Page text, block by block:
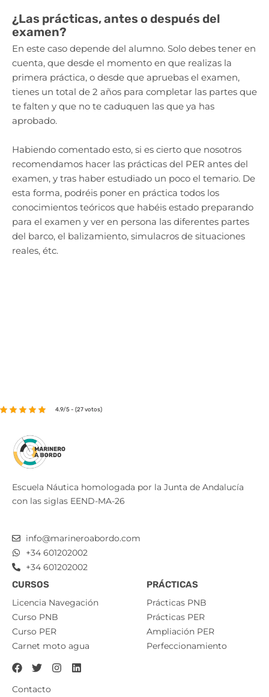
¿Las prácticas, antes o después del
examen?
En este caso depende del alumno. Solo debes tener en
cuenta, que desde el momento en que realizas la
primera práctica, o desde que apruebas el examen,
tienes un total de 2 años para completar las partes que
te falten y que no te caduquen las que ya has
aprobado.
Habiendo comentado esto, si es cierto que nosotros
recomendamos hacer las prácticas del PER antes del
examen, y tras haber estudiado un poco el temario. De
esta forma, podréis poner en práctica todos los
conocimientos teóricos que habéis estado preparando
para el examen y ver en persona las diferentes partes
del barco, el balizamiento, simulacros de situaciones
reales, étc.
4.9/5 - (27 votos)
Escuela Náutica homologada por la Junta de Andalucía
con las siglas EEND-MA-26
info@marineroabordo.com
+34 601202002
+34 601202002
CURSOS
Licencia Navegación
Curso PNB
Curso PER
Carnet moto agua
PRÁCTICAS
Prácticas PNB
Prácticas PER
Ampliación PER
Perfeccionamiento
Contacto